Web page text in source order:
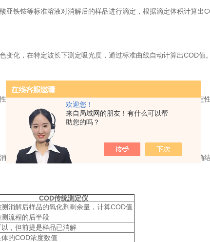
欢迎您！
来自局域网的朋友！有什么可以帮
助您的吗？
铁铵等标准溶液对消解后的样品进行滴定，根据滴定体积计算出
化，在特定波长下测定吸光度，通过标准曲线自动计算出COD值
，实现快速测定。这种方法响应快、设备便携，但精度和稳定
的样品。如果直接把未消解的原水样放进测定仪，是得不到正确结
COD传统测定仪
测消解后样品的氧化剂剩余量，计算COD值
测流程的后半段
以，但前提是样品已消解
体的COD浓度数值